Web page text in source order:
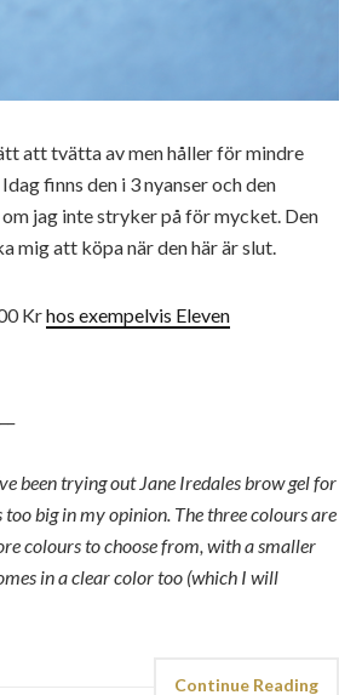
att tvätta av men håller för mindre
finns den i 3 nyanser och den
jag inte stryker på för mycket. Den
mig att köpa när den här är slut.
Krhos exempelvis Eleven
been trying out Jane Iredales brow gel for
too big in my opinion. The three colours are
colours to choose from, with a smaller
in a clear color too (which I will
Continue Reading